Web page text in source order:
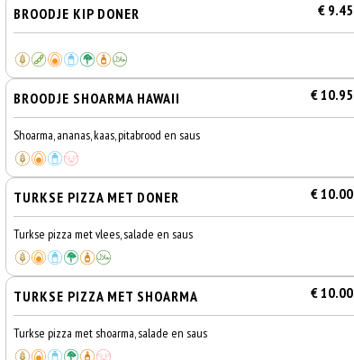
BROODJE KIP DONER € 9.45
BROODJE SHOARMA HAWAII € 10.95
Shoarma, ananas, kaas, pitabrood en saus
TURKSE PIZZA MET DONER € 10.00
Turkse pizza met vlees, salade en saus
TURKSE PIZZA MET SHOARMA € 10.00
Turkse pizza met shoarma, salade en saus